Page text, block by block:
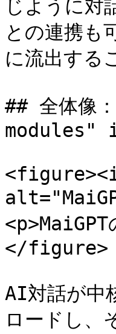
じように対
との連携も
に流出する
## 全体像
modules"
</figure>
AI対話が中
ロードし、